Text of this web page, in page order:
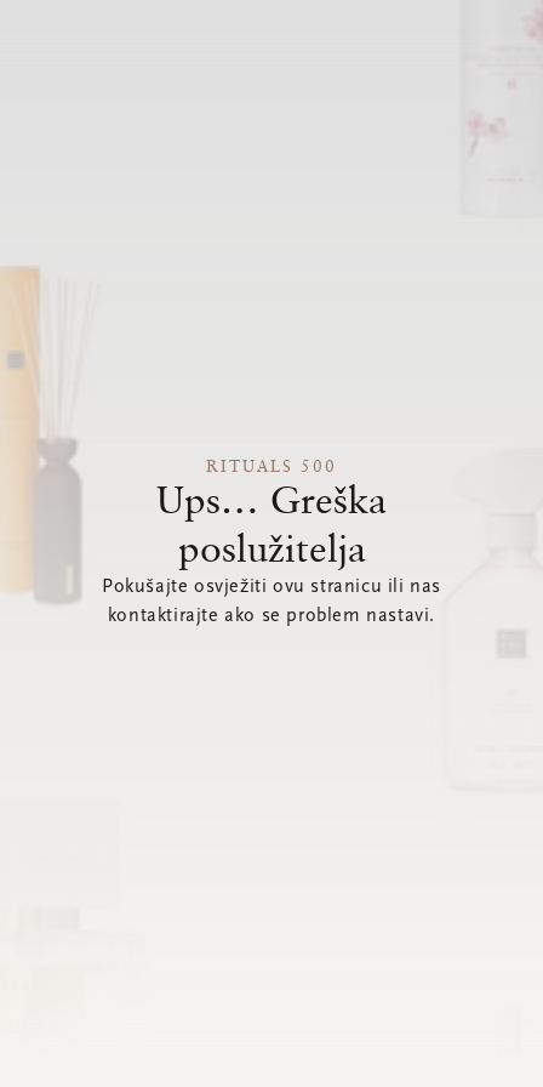
RITUALS 500
Ups… Greška
poslužitelja
Pokušajte osvježiti ovu stranicu ili nas
kontaktirajte ako se problem nastavi.